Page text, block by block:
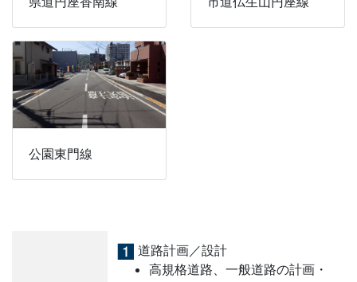
公園東門線
道路計画／設計
高規格道路、一般道路の計画・